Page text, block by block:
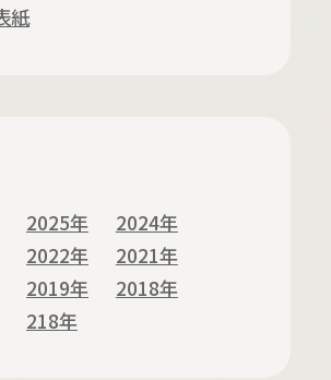
紙
2025年
2024年
2022年
2021年
2019年
2018年
218年